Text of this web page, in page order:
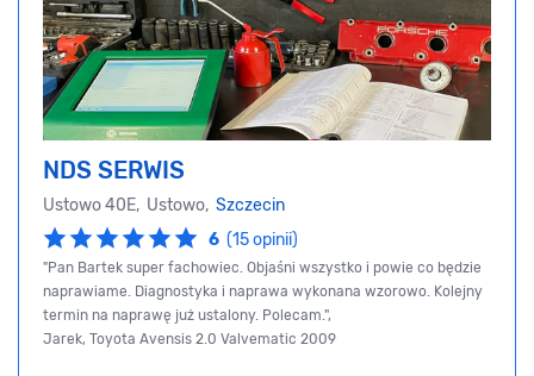
NDS SERWIS
Ustowo 40E, Ustowo, Szczecin
6 (15 opinii)
"Pan Bartek super fachowiec. Objaśni wszystko i powie co będzie
naprawiame. Diagnostyka i naprawa wykonana wzorowo. Kolejny
termin na naprawę już ustalony. Polecam.",
Jarek, Toyota Avensis 2.0 Valvematic 2009